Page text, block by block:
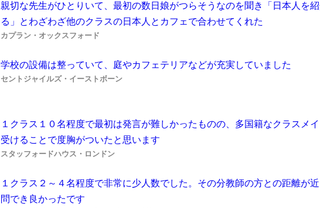
親切な先生がひとりいて、最初の数日娘がつらそうなのを聞き「日本人を
る」とわざわざ他のクラスの日本人とカフェで合わせてくれた
カプラン・オックスフォード
学校の設備は整っていて、庭やカフェテリアなどが充実していました
セントジャイルズ・イーストボーン
１クラス１０名程度で最初は発言が難しかったものの、多国籍なクラスメ
受けることで度胸がついたと思います
スタッフォードハウス・ロンドン
１クラス２～４名程度で非常に少人数でした。その分教師の方との距離が
問でき良かったです